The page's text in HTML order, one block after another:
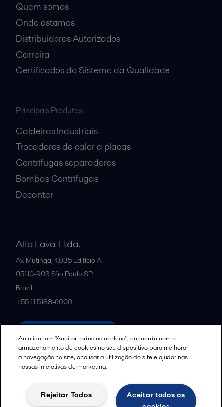
Quem somos
Onde estamos
Distribuidores Autorizados
Carreira
Certificados do Sistema da Qualidade
Principais Produtos:
Caldeiras Industriais
Trocadores de calor a placas
Centrífugas separadoras
Bombas Centrífugas
Decanter
Alfa Laval Ltda.
Av. Mutinga, 4.935 Edifício A
05110-903 São Paulo SP
Brazil
+55 11 5188-6000
Diretrizes da Comunidade
Aviso de Privacidade de Dados para Candidatos a Vagas
Ao clicar em "Aceitar todos os cookies", concorda com o
armazenamento de cookies no seu dispositivo para melhorar
a navegação no site, analisar a utilização do site e ajudar nas
nossas iniciativas de marketing.
Aceitar todos os
Rejeitar Todos